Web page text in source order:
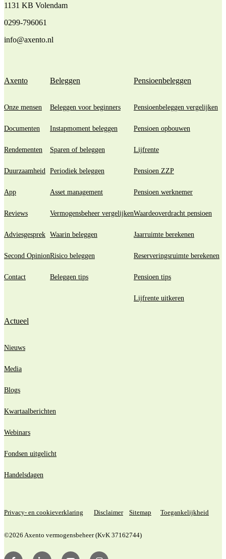
1131 KB Volendam
0299-796061
info@axento.nl
Axento
Onze mensen
Documenten
Rendementen
Duurzaamheid
App
Reviews
Adviesgesprek
Second Opinion
Contact
Beleggen
Beleggen voor beginners
Instapmoment beleggen
Sparen of beleggen
Periodiek beleggen
Asset management
Vermogensbeheer vergelijken
Waarin beleggen
Risico beleggen
Beleggen tips
Pensioenbeleggen
Pensioenbeleggen vergelijken
Pensioen opbouwen
Lijfrente
Pensioen ZZP
Pensioen werknemer
Waardeoverdracht pensioen
Jaarruimte berekenen
Reserveringsruimte berekenen
Pensioen tips
Lijfrente uitkeren
Actueel
Nieuws
Media
Blogs
Kwartaalberichten
Webinars
Fondsen uitgelicht
Handelsdagen
Privacy- en cookieverklaring Disclaimer Sitemap Toegankelijkheid
©2026 Axento vermogensbeheer (KvK 37162744)